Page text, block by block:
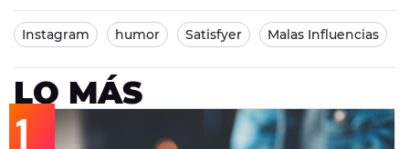
Instagram humor Satisfyer Malas Influencias
LO MÁS